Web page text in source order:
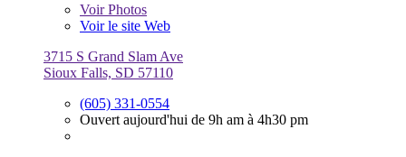
VoirPhotos
Voir le site Web
3715 S Grand Slam Ave
Sioux Falls, SD 57110
(605) 331-0554
Ouvert aujourd'hui de 9h am à 4h30 pm